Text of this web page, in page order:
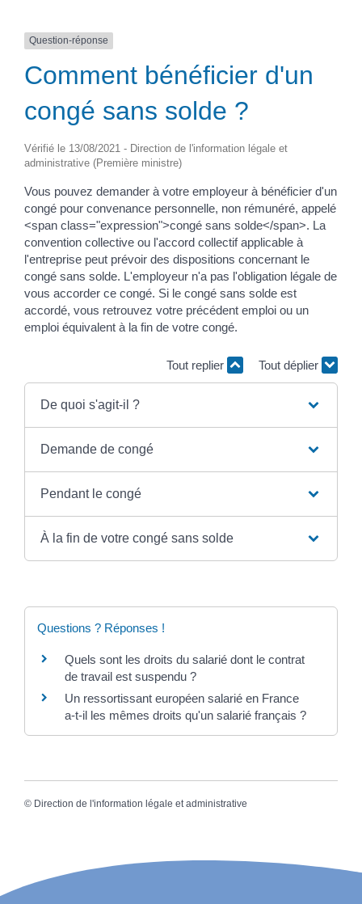
Question-réponse
Comment bénéficier d'un
congé sans solde ?
Vérifié le 13/08/2021 - Direction de l'information légale et
administrative (Première ministre)
Vous pouvez demander à votre employeur à bénéficier d'un
congé pour convenance personnelle, non rémunéré, appelé
<span class="expression">congé sans solde</span>. La
convention collective ou l'accord collectif applicable à
l'entreprise peut prévoir des dispositions concernant le
congé sans solde. L'employeur n'a pas l'obligation légale de
vous accorder ce congé. Si le congé sans solde est
accordé, vous retrouvez votre précédent emploi ou un
emploi équivalent à la fin de votre congé.
Tout replier Tout déplier
De quoi s'agit-il ?
Demande de congé
Pendant le congé
À la fin de votre congé sans solde
Questions ? Réponses !
Quels sont les droits du salarié dont le contrat
de travail est suspendu ?
Un ressortissant européen salarié en France
a-t-il les mêmes droits qu'un salarié français ?
© Direction de l'information légale et administrative